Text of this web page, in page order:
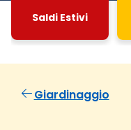
Saldi Estivi
Giardinaggio